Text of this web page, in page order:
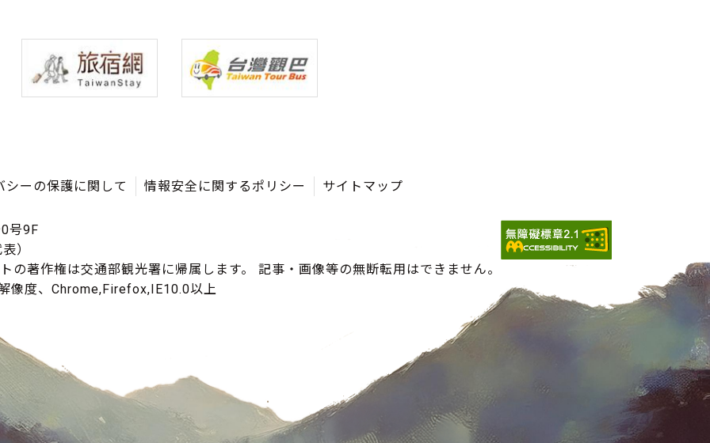
シーの保護に関して 情報安全に関するポリシー サイトマップ
号9F
）
の著作権は交通部観光署に帰属します。 記事・画像等の無断転用はできません。
像度、Chrome,Firefox,IE10.0以上